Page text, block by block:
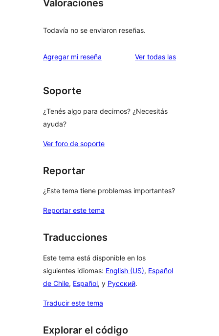
Valoraciones
Todavía no se enviaron reseñas.
Agregar mi reseña Ver todas lasreseñas
Soporte
¿Tenés algo para decirnos? ¿Necesitás
ayuda?
Ver foro de soporte
Reportar
¿Este tema tiene problemas importantes?
Reportar este tema
Traducciones
Este tema está disponible en los
siguientes idiomas: English (US), Español
de Chile, Español, y Русский.
Traducir este tema
Explorar el código